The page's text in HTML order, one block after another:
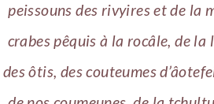
peissouns des rivyires et de la
crabes pêquis à la rocâle, de la
des ôtis, des couteumes